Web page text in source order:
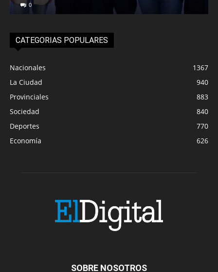
0
CATEGORIAS POPULARES
Nacionales
1367
La Ciudad
940
Provinciales
883
Sociedad
840
Deportes
770
Economía
626
SOBRE NOSOTROS